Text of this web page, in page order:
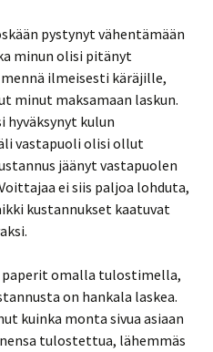
pystynyt vähentämään
minun olisi pitänyt
ilmeisesti käräjille,
minut maksamaan laskun.
hyväksynyt kulun
vastapuoli olisi ollut
jäänyt vastapuolen
ei siis paljoa lohduta,
kustannukset kaatuvat
omalla tulostimella,
on hankala laskea.
kuinka monta sivua asiaan
tulostettua, lähemmäs